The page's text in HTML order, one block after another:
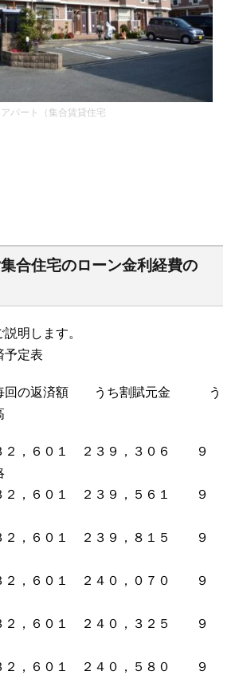
アパート（集合賃貸住宅
合住宅のローン金利経費の
明します。
予定表
の返済額 うち割賦元金 う
０１ ２３９，３０６ ９
０１ ２３９，５６１ ９
０１ ２３９，８１５ ９
０１ ２４０，０７０ ９
０１ ２４０，３２５ ９
０１ ２４０，５８０ ９